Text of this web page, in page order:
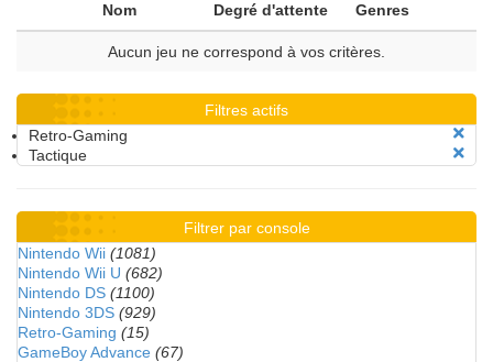
Nom Degré d'attente Genres
Aucun jeu ne correspond à vos critères.
Filtres actifs
Retro-Gaming
Tactique
Filtrer par console
Nintendo Wii (1081)
Nintendo Wii U (682)
Nintendo DS (1100)
Nintendo 3DS (929)
Retro-Gaming (15)
GameBoy Advance (67)